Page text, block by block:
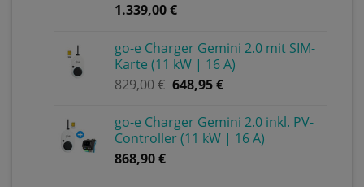
1.339,00€
go-e Charger Gemini 2.0 mit SIM-
Karte (11 kW | 16 A)
829,00€ 648,95€
go-e Charger Gemini 2.0 inkl. PV-
Controller (11 kW | 16 A)
868,90€